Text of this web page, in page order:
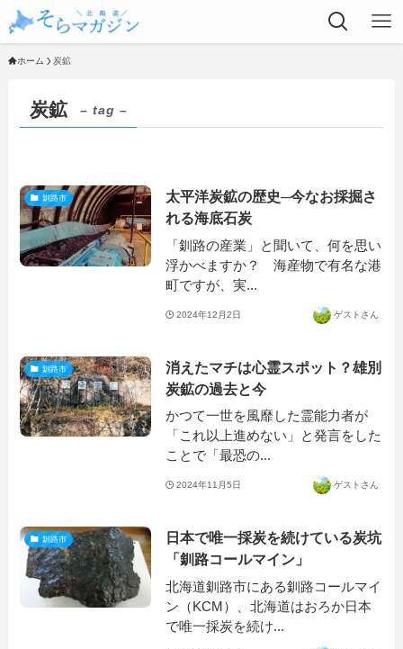
ホーム 炭鉱
炭鉱 – tag –
釧路市
太平洋炭鉱の歴史─今なお採掘さ
れる海底石炭
「釧路の産業」と聞いて、何を思い
浮かべますか？ 海産物で有名な港
町ですが、実...
2024年12月2日 ゲストさん
釧路市
消えたマチは心霊スポット？雄別
炭鉱の過去と今
かつて一世を風靡した霊能力者が
「これ以上進めない」と発言をした
ことで「最恐の...
2024年11月5日 ゲストさん
釧路市
日本で唯一採炭を続けている炭坑
「釧路コールマイン」
北海道釧路市にある釧路コールマイ
ン（KCM）、北海道はおろか日本
で唯一採炭を続け...